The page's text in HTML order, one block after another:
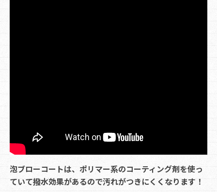
泡ブローコートは、ポリマー系のコーティング剤を使っ
ていて撥水効果があるので汚れがつきにくくなります！